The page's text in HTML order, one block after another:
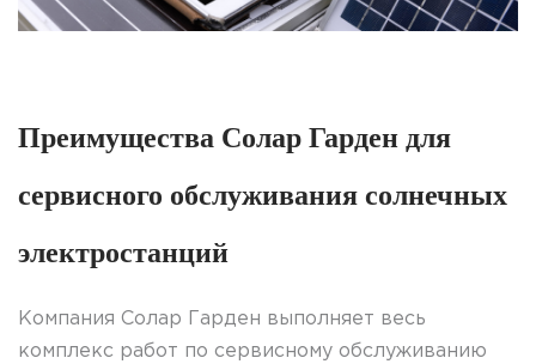
Преимущества Солар Гарден для
сервисного обслуживания солнечных
электростанций
Компания Солар Гарден выполняет весь
комплекс работ по сервисному обслуживанию